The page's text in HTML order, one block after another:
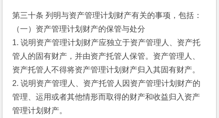
第三十条 列明与资产管理计划财产有关的事项，包括：
（一）资产管理计划财产的保管与处分
1. 说明资产管理计划财产应独立于资产管理人、资产托
管人的固有财产，并由资产托管人保管。资产管理人、
资产托管人不得将资产管理计划财产归入其固有财产。
2. 说明资产管理人、资产托管人因资产管理计划财产的
管理、运用或者其他情形而取得的财产和收益归入资产
管理计划财产。